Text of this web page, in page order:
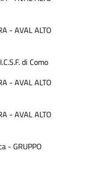
- AVAL ALTO
di Como
- AVAL ALTO
- AVAL ALTO
- GRUPPO